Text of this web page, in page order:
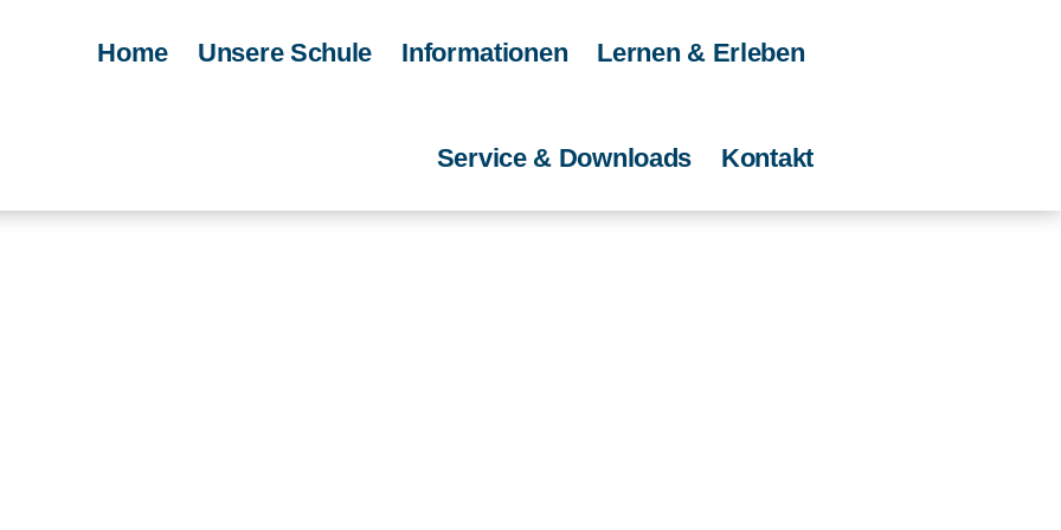
Home Unsere Schule Informationen Lernen & Erleben
Service & Downloads Kontakt